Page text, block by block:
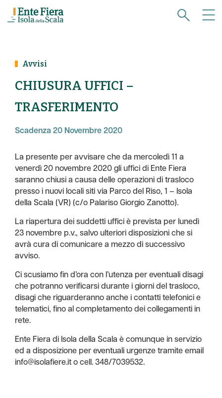
Avvisi
CHIUSURA UFFICI –
TRASFERIMENTO
Scadenza 20 Novembre 2020
La presente per avvisare che da mercoledì 11 a
venerdì 20 novembre 2020 gli uffici di Ente Fiera
saranno chiusi a causa delle operazioni di trasloco
presso i nuovi locali siti via Parco del Riso, 1 – Isola
della Scala (VR) (c/o Palariso Giorgio Zanotto).
La riapertura dei suddetti uffici è prevista per lunedì
23 novembre p.v., salvo ulteriori disposizioni che si
avrà cura di comunicare a mezzo di successivo
avviso.
Ci scusiamo fin d’ora con l’utenza per eventuali disagi
che potranno verificarsi durante i giorni del trasloco,
disagi che riguarderanno anche i contatti telefonici e
telematici, fino al completamento dei collegamenti in
rete.
Ente Fiera di Isola della Scala è comunque in servizio
ed a disposizione per eventuali urgenze tramite email
info@isolafiere.it o cell. 348/7039532.